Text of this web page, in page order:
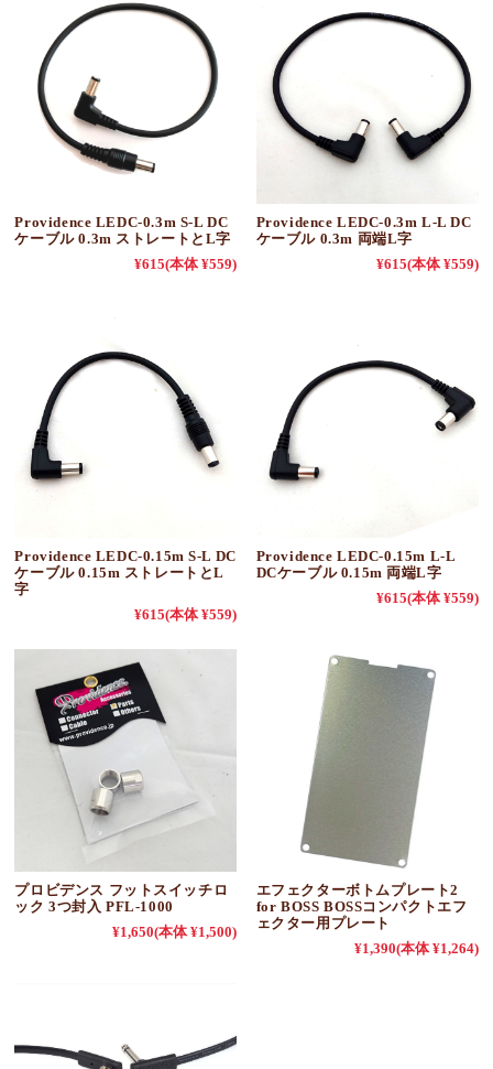
Providence LEDC-0.3m S-L DC
ケーブル 0.3m ストレートとL字
¥615(本体 ¥559)
Providence LEDC-0.3m L-L DC
ケーブル 0.3m 両端L字
¥615(本体 ¥559)
Providence LEDC-0.15m S-L DC
ケーブル 0.15m ストレートとL
字
¥615(本体 ¥559)
Providence LEDC-0.15m L-L
DCケーブル 0.15m 両端L字
¥615(本体 ¥559)
プロビデンス フットスイッチロ
ック 3つ封入 PFL-1000
¥1,650(本体 ¥1,500)
エフェクターボトムプレート2
for BOSS BOSSコンパクトエフ
ェクター用プレート
¥1,390(本体 ¥1,264)